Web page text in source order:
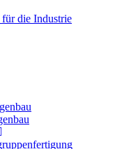
die Industrie